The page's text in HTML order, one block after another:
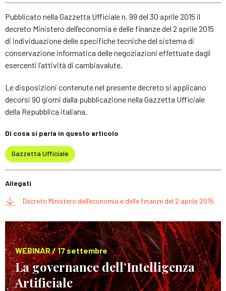
Pubblicato nella Gazzetta Ufficiale n. 99 del 30 aprile 2015 il
decreto Ministero dell’economia e delle finanze del 2 aprile 2015
di individuazione delle specifiche tecniche del sistema di
conservazione informatica delle negoziazioni effettuate dagli
esercenti l’attività di cambiavalute.
Le disposizioni contenute nel presente decreto si applicano
decorsi 90 giorni dalla pubblicazione nella Gazzetta Ufficiale
della Repubblica italiana.
Di cosa si parla in questo articolo
Gazzetta Ufficiale
Allegati
Decreto Ministero dell’economia e delle finanze del 2 aprile 2015
WEBINAR / 17 settembre
La governance dell’Intelligenza
Artificiale